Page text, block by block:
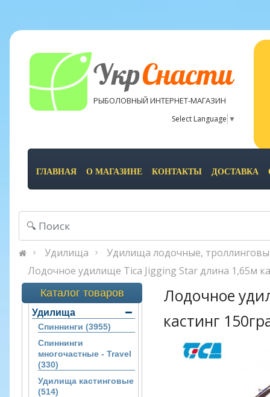
УкрСнасти
РЫБОЛОВНЫЙ ИНТЕРНЕТ-МАГАЗИН
Select Language ▼
ГЛАВНАЯ О МАГАЗИНЕ КОНТАКТЫ ДОСТАВКА
Удилища
Удилища лодочные,
Лодочное удилище Tica Jigging Star длина 1,65м
Каталог товаров
Удилища
Спиннинги (3955)
Спиннинги
многочастные - Travel
(330)
Удилища кастинговые
(514)
Лодочное
кастинг